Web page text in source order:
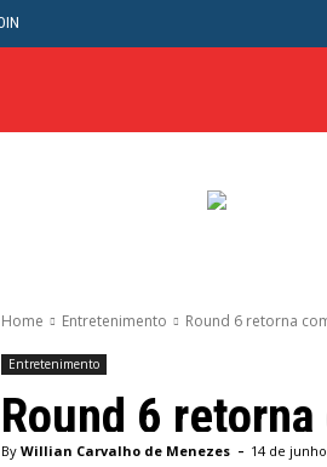
Home Entretenimento Round 6 retorna
Entretenimento
Round 6
By Willian Carvalho de Menezes - 14 de